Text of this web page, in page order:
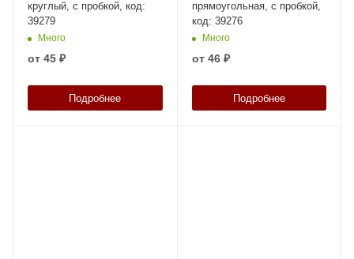
круглый, с пробкой, код:
39279
Много
от 45 ₽
Подробнее
прямоугольная, с пробкой,
код: 39276
Много
от 46 ₽
Подробнее